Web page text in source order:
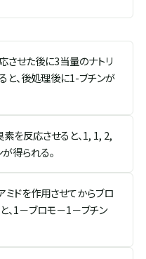
させた後に3当量のナトリ
と、後処理後に1-ブチンが
を反応させると、1, 1, 2,
得られる。
ミドを作用させてからブロ
、1－ブロモ－1－ブチン